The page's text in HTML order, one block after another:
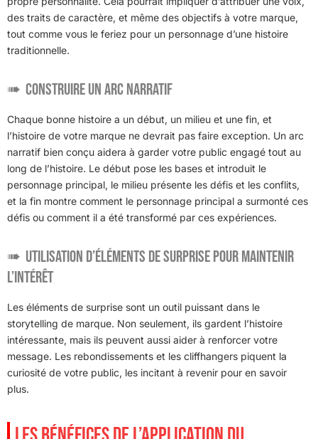
des traits de caractère, et même des objectifs à votre marque,
tout comme vous le feriez pour un personnage d’une histoire
traditionnelle.
Construire un arc narratif
Chaque bonne histoire a un début, un milieu et une fin, et
l’histoire de votre marque ne devrait pas faire exception. Un arc
narratif bien conçu aidera à garder votre public engagé tout au
long de l’histoire. Le début pose les bases et introduit le
personnage principal, le milieu présente les défis et les conflits,
et la fin montre comment le personnage principal a surmonté ces
défis ou comment il a été transformé par ces expériences.
Utilisation d’éléments de surprise pour maintenir
l’intérêt
Les éléments de surprise sont un outil puissant dans le
storytelling de marque. Non seulement, ils gardent l’histoire
intéressante, mais ils peuvent aussi aider à renforcer votre
message. Les rebondissements et les cliffhangers piquent la
curiosité de votre public, les incitant à revenir pour en savoir
plus.